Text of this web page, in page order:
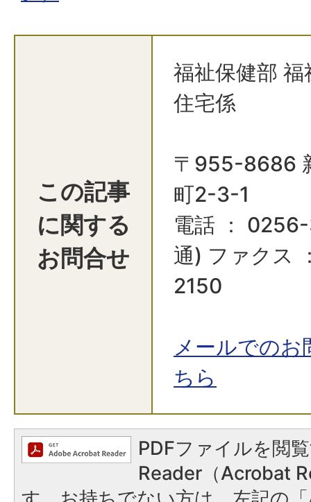
この記事
に関する
お問合せ
福祉保健部
住宅係
〒955-8686
町2-3-1
電話 ：
通) ファクス
2150
メールでの
ちら
PDFファイルを閲
Reader（Acrobat